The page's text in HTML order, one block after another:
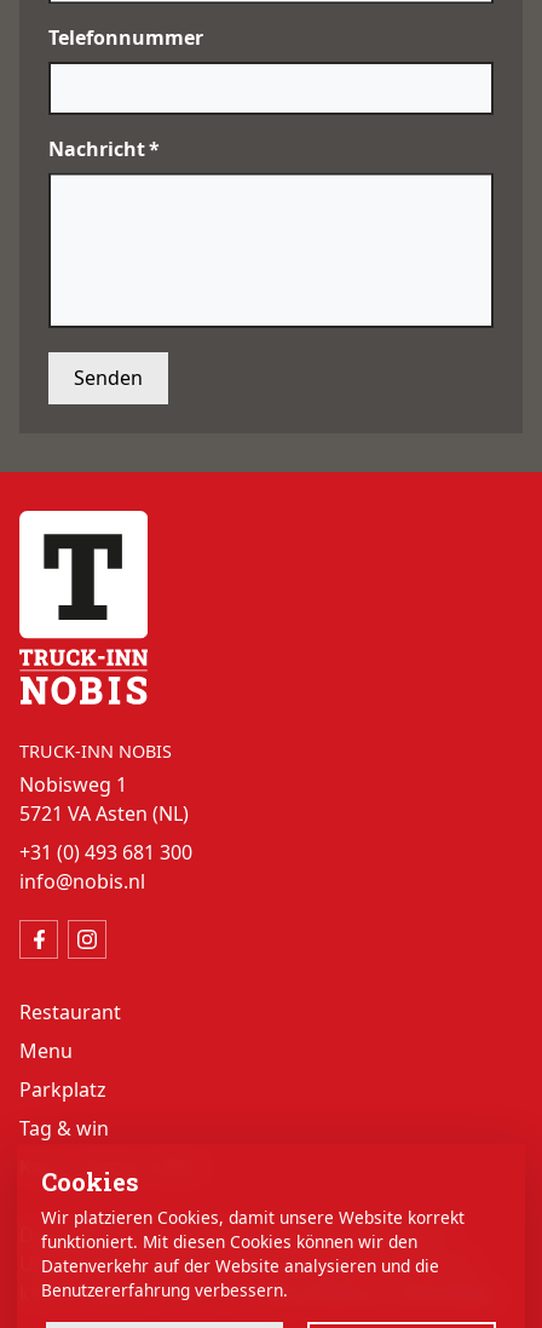
Telefonnummer
Nachricht*
TRUCK-INN NOBIS
Nobisweg 1
5721 VA Asten (NL)
+31 (0) 493 681 300
info@nobis.nl
Restaurant
Menu
Parkplatz
Tag & win
Key to cheap coffee!
Das angrenzende Hotel bietet eine wunderbare
Unterkunft für eine erholsame Nacht in einem der
komfortablen Zimmer desBest Western Hotel Nobis
Cookies
Wir platzieren Cookies, damit unsere Website korrekt
funktioniert. Mit diesen Cookies können wir den
Datenverkehr auf der Website analysieren und die
Benutzererfahrung verbessern.